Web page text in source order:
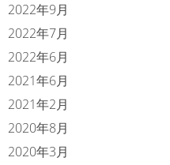
2022年9月
2022年7月
2022年6月
2021年6月
2021年2月
2020年8月
2020年3月